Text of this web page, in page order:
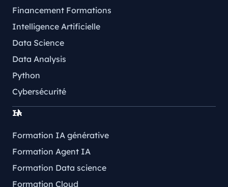
Financement Formations
Intelligence Artificielle
Data Science
Data Analysis
Python
Cybersécurité
IA
Formation IA générative
Formation Agent IA
Formation Data science
Formation Cloud